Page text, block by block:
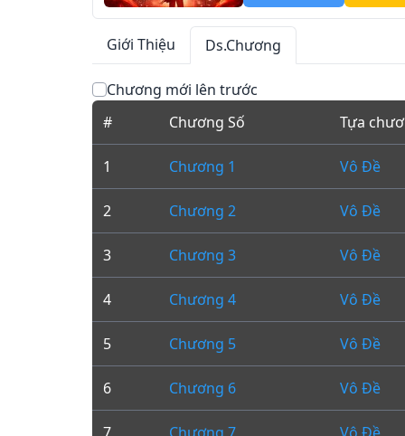
Giới Thiệu Ds.Chương
Chương mới lên trước
#
Chương Số Tựa
1 Chương 1 Vô Đề
2 Chương 2 Vô Đề
3 Chương 3 Vô Đề
4 Chương 4 Vô Đề
5 Chương 5 Vô Đề
6 Chương 6 Vô Đề